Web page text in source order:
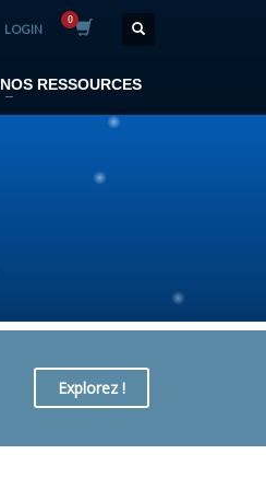
LOGIN
NOS RESSOURCES
Explorez !